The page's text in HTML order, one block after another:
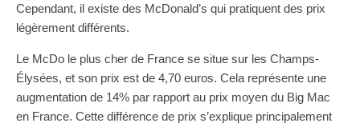
Cependant, il existe des McDonald’s qui pratiquent des prix
légèrement différents.
Le McDo le plus cher de France se situe sur les Champs-
Élysées, et son prix est de 4,70 euros. Cela représente une
augmentation de 14% par rapport au prix moyen du Big Mac
en France. Cette différence de prix s’explique principalement